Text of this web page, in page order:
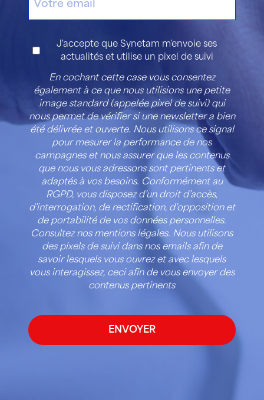
Consentement
J'accepte que Synetam m'envoie ses
actualités et utilise un pixel de suivi
En cochant cette case vous consentez
également à ce que nous utilisions une petite
image standard (appelée pixel de suivi) qui
nous permet de vérifier si une newsletter a bien
été délivrée et ouverte. Nous utilisons ce signal
pour mesurer la performance de nos
campagnes et nous assurer que les contenus
que nous vous adressons sont pertinents et
adaptés à vos besoins. Conformément au
RGPD, vous disposez d’un droit d’accès,
d’interrogation, de rectification, d’opposition et
de portabilité de vos données personnelles.
Consultez nos mentions légales. Nous utilisons
des pixels de suivi dans nos emails afin de
savoir lesquels vous ouvrez et avec lesquels
vous interagissez, ceci afin de vous envoyer des
contenus pertinents